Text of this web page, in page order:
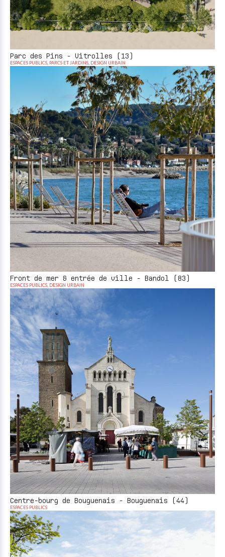
Parc des Pins - Vitrolles (13)
ESPACES PUBLICS PARCS ET JARDINS DESIGN URBAIN
Front de mer & entrée de ville - Bandol (83)
ESPACES PUBLICS DESIGN URBAIN
Centre-bourg de Bouguenais - Bouguenais (44)
ESPACES PUBLICS